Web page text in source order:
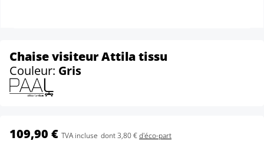
Chaise visiteur Attila tissu
Couleur: Gris
109,90 € TVA incluse dont 3,80 €d'éco-part